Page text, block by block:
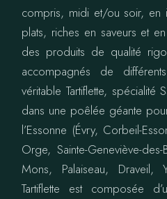
compris, midi et/ou soir, en
plats, riches en saveurs et
des produits de qualité
accompagnés de
véritable Tartiflette, spécialité
dans une poêlée géante
l’Essonne (Évry, Corbeil-
Orge, Sainte-Geneviève-
Mons, Palaiseau, Draveil,
Tartiflette est composée